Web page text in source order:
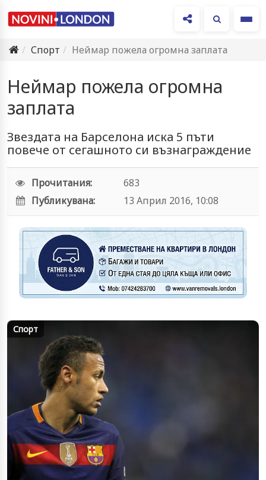
Спорт
Неймар пожела огромна заплата
Неймар пожела огромна
заплата
Звездата на Барселона иска 5 пъти
повече от сегашното си възнаграждение
Прочитания:
683
Публикувана:
13 Април 2016, 10:08
Спорт